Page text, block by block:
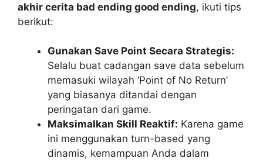
akhir cerita bad ending good ending, ikuti tips
berikut:
Gunakan Save Point Secara Strategis:
Selalu buat cadangan save data sebelum
memasuki wilayah ‘Point of No Return’
yang biasanya ditandai dengan
peringatan dari game.
Maksimalkan Skill Reaktif: Karena game
ini menggunakan turn-based yang
dinamis, kemampuan Anda dalam